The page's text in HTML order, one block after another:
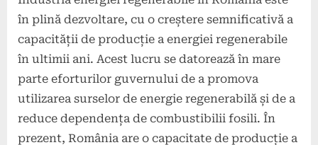
în plină dezvoltare, cu o creștere semnificativă a
capacității de producție a energiei regenerabile
în ultimii ani. Acest lucru se datorează în mare
parte eforturilor guvernului de a promova
utilizarea surselor de energie regenerabilă și de a
reduce dependența de combustibilii fosili. În
prezent, România are o capacitate de producție a